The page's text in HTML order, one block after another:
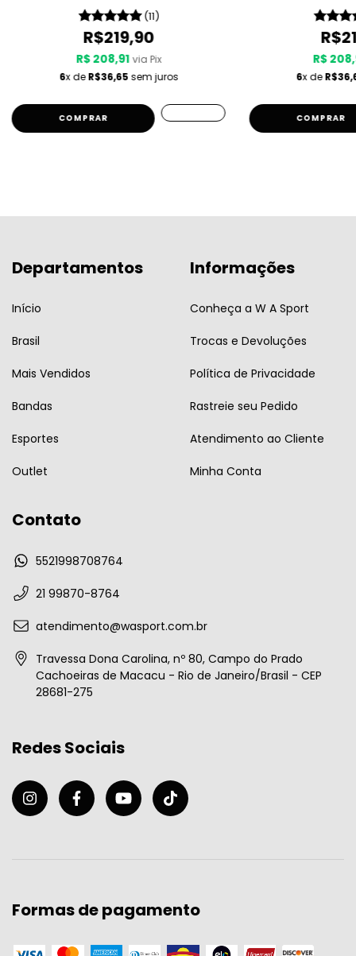
(11)
R$219,90
R$ 208,91 via Pix
6x deR$36,65 sem juros
COMPRAR
R$
6x de
COMPRAR
Departamentos
Início
Brasil
Mais Vendidos
Bandas
Esportes
Outlet
Informações
Conheça a W A Sport
Trocas e Devoluções
Política de Privacidade
Rastreie seu Pedido
Atendimento ao Cliente
Minha Conta
Contato
5521998708764
21 99870-8764
atendimento@wasport.com.br
Travessa Dona Carolina, nº 80, Campo do Prado
Cachoeiras de Macacu - Rio de Janeiro/Brasil - CEP
28681-275
Redes Sociais
Formas de pagamento